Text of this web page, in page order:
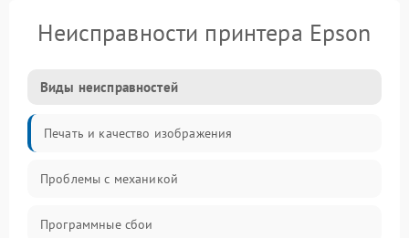
Неисправности принтера Epson
Виды неисправностей
Печать и качество изображения
Проблемы с механикой
Программные сбои